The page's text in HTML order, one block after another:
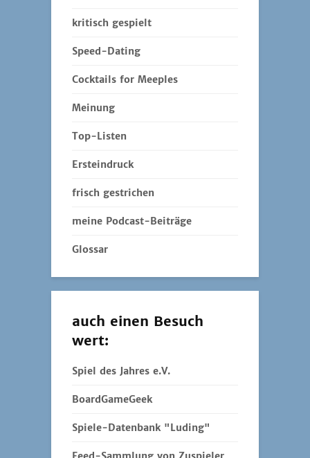
kritisch gespielt
Speed-Dating
Cocktails for Meeples
Meinung
Top-Listen
Ersteindruck
frisch gestrichen
meine Podcast-Beiträge
Glossar
auch einen Besuch
wert:
Spiel des Jahres e.V.
BoardGameGeek
Spiele-Datenbank "Luding"